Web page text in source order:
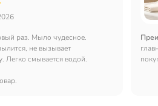
раз. Мыло чудесное.
не вызывает
Легко смывается водой.